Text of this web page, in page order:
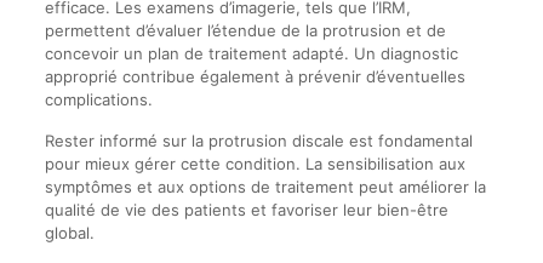
efficace. Les examens d’imagerie, tels que l’IRM,
permettent d’évaluer l’étendue de la protrusion et de
concevoir un plan de traitement adapté. Un diagnostic
approprié contribue également à prévenir d’éventuelles
complications.
Rester informé sur la protrusion discale est fondamental
pour mieux gérer cette condition. La sensibilisation aux
symptômes et aux options de traitement peut améliorer la
qualité de vie des patients et favoriser leur bien-être
global.